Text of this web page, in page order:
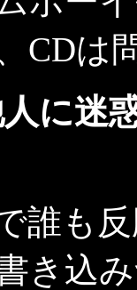
CDは
に迷
誰も
き込